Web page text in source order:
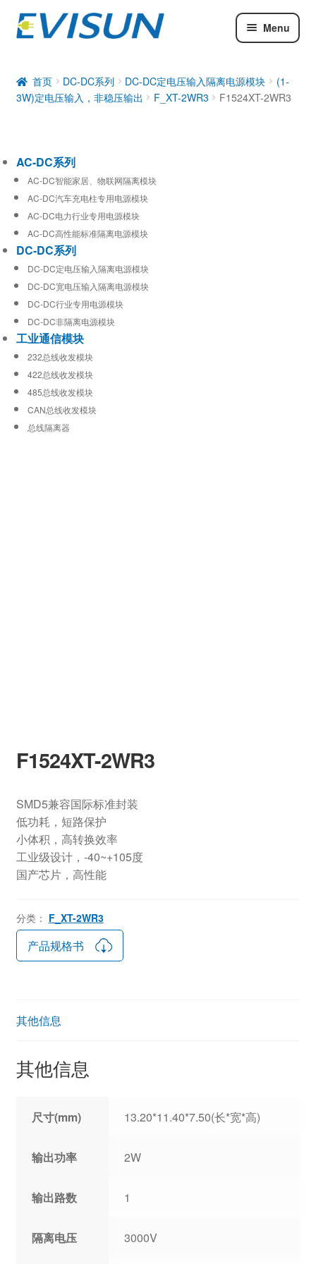
Menu
DC-DC系列
工业通信模块
首页 DC-DC系列 DC-DC定电压输入隔离电源模块
(1-
3W)定电压输入，非稳压输出
F_XT-2WR3 F1524XT-2WR3
F1524XT-2WR3
SMD5兼容国际标准封装
低功耗，短路保护
小体积，高转换效率
工业级设计，-40~+105度
国产芯片，高性能
分类： F_XT-2WR3
产品规格书
其他信息
其他信息
尺寸(mm) 13.20*11.40*7.50(长*宽*高)
输出功率 2W
输出路数 1
隔离电压 3000V
AC-DC系列
AC-DC智能家居、物联网隔离模块
AC-DC汽车充电柱专用电源模块
AC-DC电力行业专用电源模块
AC-DC高性能标准隔离电源模块
DC-DC系列
DC-DC定电压输入隔离电源模块
DC-DC宽电压输入隔离电源模块
DC-DC行业专用电源模块
DC-DC非隔离电源模块
工业通信模块
232总线收发模块
422总线收发模块
485总线收发模块
CAN总线收发模块
总线隔离器